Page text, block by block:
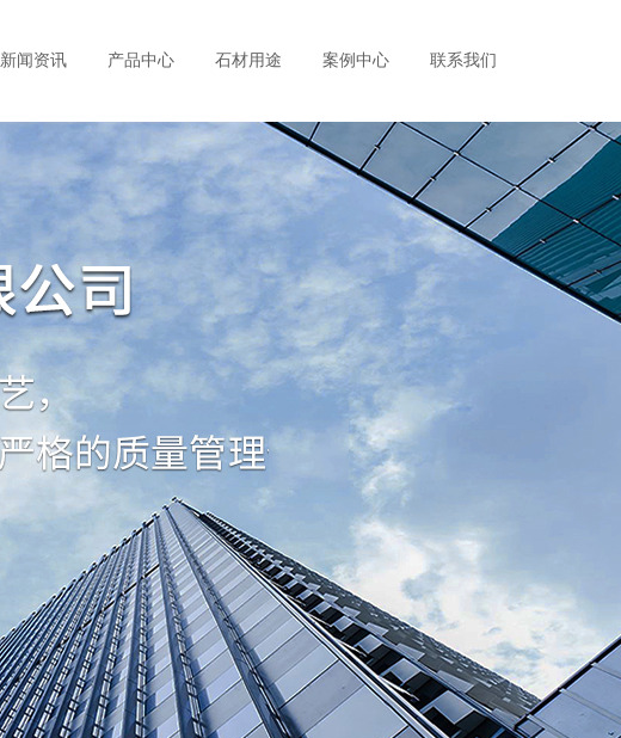
新闻资讯 产品中心 石材用途 案例中心 联系我们